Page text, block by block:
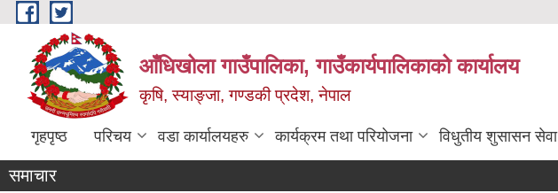
Skip to main content
आँधिखोला गाउँपालिका, गाउँकार्यपालिकाको कार्यालय
कृषि, स्याङ्जा, गण्डकी प्रदेश, नेपाल
गृहपृष्ठ परिचय वडा कार्यालयहरु कार्यक्रम तथा परियोजना विधुतीय शुसासन सेवा
समाचार